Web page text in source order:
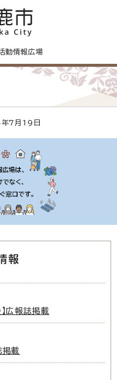
動情報広場
7月19日
報
広報誌掲載
掲載